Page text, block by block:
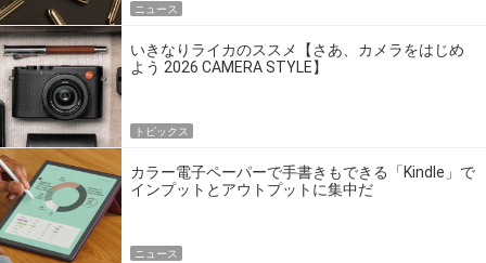
ニュース
いきなりライカのススメ【さあ、カメラをはじめ
よう 2026 CAMERA STYLE】
トピックス
カラー電子ペーパーで手書きもできる「Kindle」で
インプットとアウトプットに集中だ
ニュース